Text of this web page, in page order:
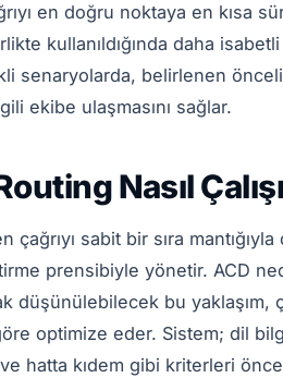
en doğru noktaya en kısa
kullanıldığında daha
senaryolarda, belirlenen
ekibe ulaşmasını sağlar.
Nasıl
sabit bir sıra
prensibiyle yönetir. ACD
düşünülebilecek bu yaklaşım,
optimize eder. Sistem; dil
hatta kıdem gibi kriterleri